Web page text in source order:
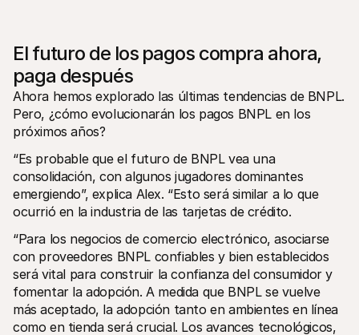
El futuro de los pagos compra ahora,
paga después
Ahora hemos explorado las últimas tendencias de BNPL.
Pero, ¿cómo evolucionarán los pagos BNPL en los
próximos años?
“Es probable que el futuro de BNPL vea una
consolidación, con algunos jugadores dominantes
emergiendo”, explica Alex. “Esto será similar a lo que
ocurrió en la industria de las tarjetas de crédito.
“Para los negocios de comercio electrónico, asociarse
con proveedores BNPL confiables y bien establecidos
será vital para construir la confianza del consumidor y
fomentar la adopción. A medida que BNPL se vuelve
más aceptado, la adopción tanto en ambientes en línea
como en tienda será crucial. Los avances tecnológicos,